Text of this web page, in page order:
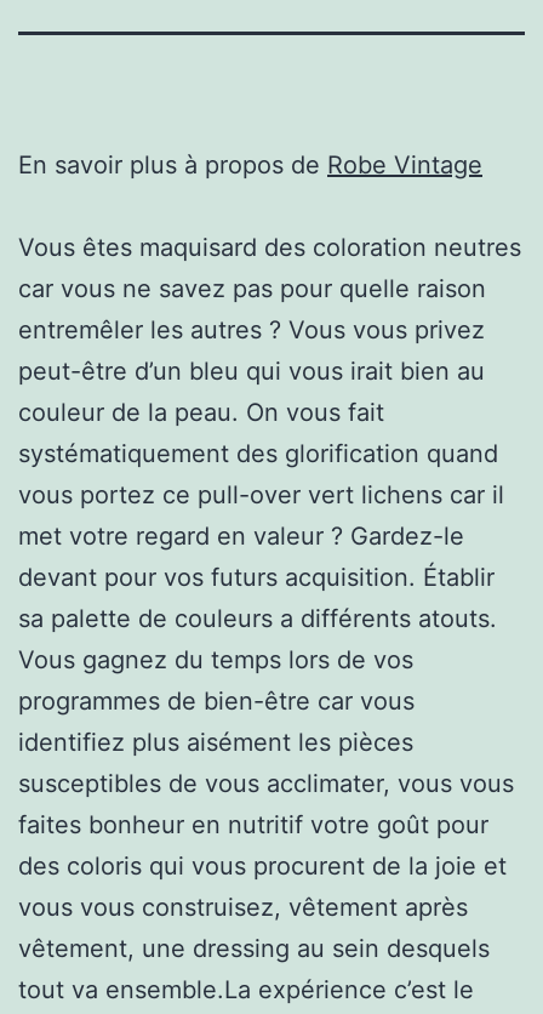
En savoir plus à propos de Robe Vintage
Vous êtes maquisard des coloration neutres
car vous ne savez pas pour quelle raison
entremêler les autres ? Vous vous privez
peut-être d’un bleu qui vous irait bien au
couleur de la peau. On vous fait
systématiquement des glorification quand
vous portez ce pull-over vert lichens car il
met votre regard en valeur ? Gardez-le
devant pour vos futurs acquisition. Établir
sa palette de couleurs a différents atouts.
Vous gagnez du temps lors de vos
programmes de bien-être car vous
identifiez plus aisément les pièces
susceptibles de vous acclimater, vous vous
faites bonheur en nutritif votre goût pour
des coloris qui vous procurent de la joie et
vous vous construisez, vêtement après
vêtement, une dressing au sein desquels
tout va ensemble.La expérience c’est le